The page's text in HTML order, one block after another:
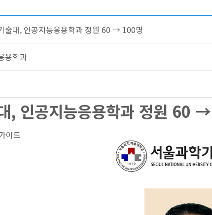
술대, 인공지능응용학과 정원 60 → 100명
용학과
, 인공지능응용학과 정원 60
이드